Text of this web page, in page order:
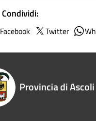
Condividi:
Facebook Twitter
Provincia di